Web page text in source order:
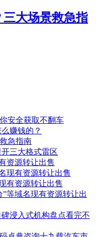
大场景救急指
安全获取不翻车
赚钱的？
急指南
三大格式雷区
资源转让出售
现有资源转让出售
有资源转让出售
等域名现有资源转让出
浸入式机构盘点看完不